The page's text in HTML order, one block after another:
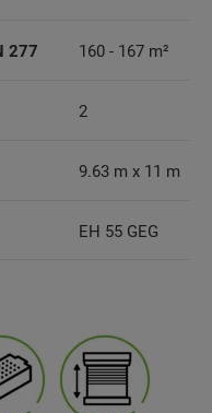
277 160 - 167 m²
2
9.63 m x 11 m
EH 55 GEG